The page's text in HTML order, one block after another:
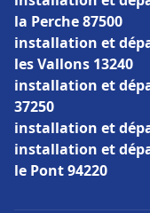
la Perche 87500
installation et
les Vallons 13240
installation et
37250
installation et
installation et
le Pont 94220